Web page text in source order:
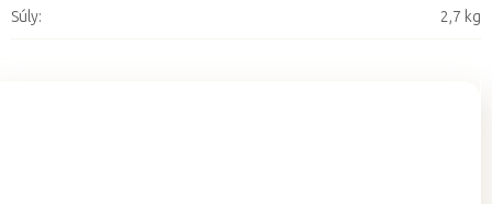
Súly: 2,7 kg